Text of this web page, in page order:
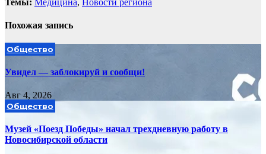
Темы: Медицина, Новости региона
Похожая запись
Общество
Увидел — заблокируй и сообщи!
Авг 4, 2026
Общество
Музей «Поезд Победы» начал трехдневную работу в
Новосибирской области